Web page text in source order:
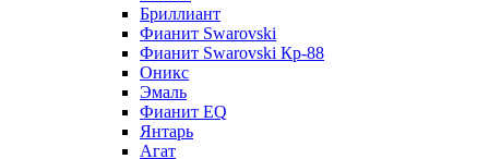
Бриллиант
Фианит Swarovski
Фианит Swarovski Кр-88
Оникс
Эмаль
Фианит EQ
Янтарь
Агат